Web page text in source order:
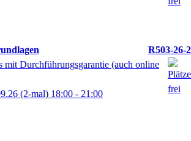
R503-26-2
Durchführungsgarantie (auch online
(2-mal) 18:00 - 21:00